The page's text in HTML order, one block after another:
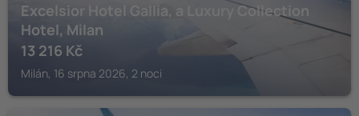
Excelsior Hotel Gallia, a Luxury Collection
Hotel, Milan
13 216 Kč
Milán, 16 srpna 2026, 2 noci